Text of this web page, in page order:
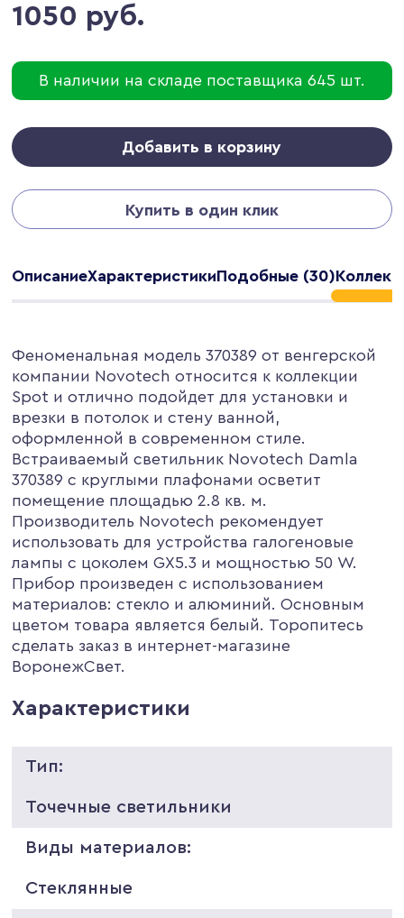
1050 руб.
В наличии на складе поставщика 645 шт.
Добавить в корзину
Купить в один клик
ОписаниеХарактеристикиПодобные (30)
Феноменальная модель 370389 от венгерской
компании Novotech относится к коллекции
Spot и отлично подойдет для установки и
врезки в потолок и стену ванной,
оформленной в современном стиле.
Встраиваемый светильник Novotech Damla
370389 с круглыми плафонами осветит
помещение площадью 2.8 кв. м.
Производитель Novotech рекомендует
использовать для устройства галогеновые
лампы с цоколем GX5.3 и мощностью 50 W.
Прибор произведен с использованием
материалов: стекло и алюминий. Основным
цветом товара является белый. Торопитесь
сделать заказ в интернет-магазине
ВоронежСвет.
Характеристики
Тип:
Точечные светильники
Виды материалов:
Стеклянные